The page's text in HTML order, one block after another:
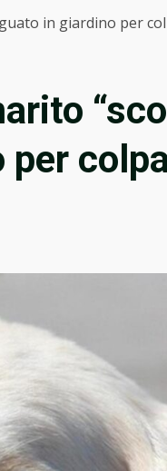
in giardino per